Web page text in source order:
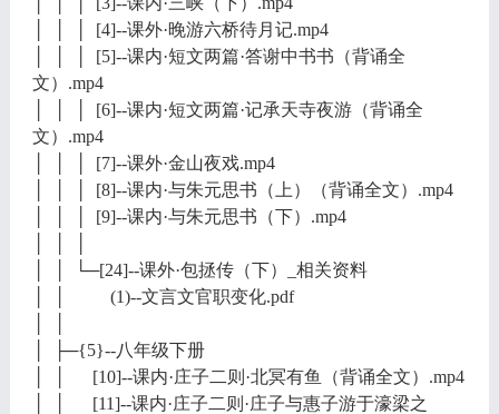
│ │ │ [4]--课外·晚游六桥待月记.mp4
│ │ │ [5]--课内·短文两篇·答谢中书书（背诵全
文）.mp4
│ │ │ [6]--课内·短文两篇·记承天寺夜游（背诵全
文）.mp4
│ │ │ [7]--课外·金山夜戏.mp4
│ │ │ [8]--课内·与朱元思书（上）（背诵全文）.mp4
│ │ │ [9]--课内·与朱元思书（下）.mp4
│ │ └─[24]--课外·包拯传（下）_相关资料
│ │ (1)--文言文官职变化.pdf
│ ├─{5}--八年级下册
│ │ [10]--课内·庄子二则·北冥有鱼（背诵全文）.mp4
│ │ [11]--课内·庄子二则·庄子与惠子游于濠梁之